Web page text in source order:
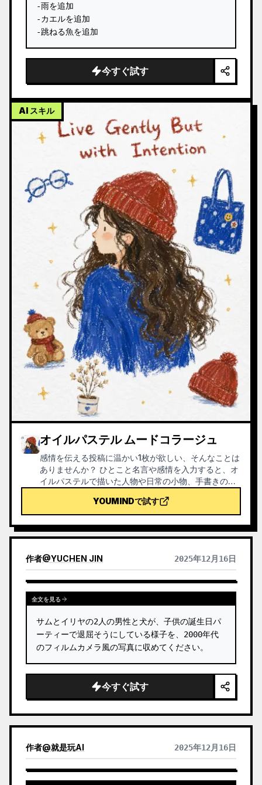
-雨を追加
-カエルを追加
-跳ねる魚を追加
今すぐ試す
AI スキル
オイルパステル ムードコラージュ
感情を伝える投稿に温かい1枚が欲しい、そんなことは
ありませんか？ ひとこと名言や感情を入力すると、オ
イルパステルで描いた人物や日常の小物、手書きの名
んなコンテンツにも使えます。
YOUMINDで試す
作者@YUCHEN JIN 2025年12月16日
全文を見る
サムとイリヤの2人の男性と犬が、子供の誕生日パ
ーティーで退屈そうにしている様子を、2000年代
のフィルムカメラ風の写真に収めてください。
今すぐ試す
作者@就是玩AI 2025年12月16日